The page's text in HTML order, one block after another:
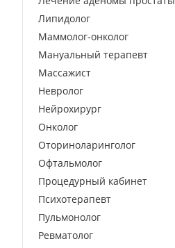
Липидолог
Маммолог-онколог
Мануальный терапевт
Массажист
Невролог
Нейрохирург
Онколог
Оториноларинголог
Офтальмолог
Процедурный кабинет
Психотерапевт
Пульмонолог
Ревматолог